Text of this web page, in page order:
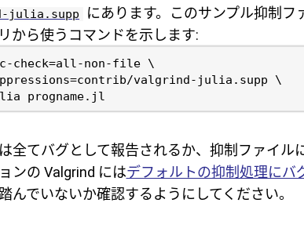
julia.supp
にあります。このサンプル抑制フ
から使うコマンドを示します:
全てバグとして報告されるか、抑制ファイル
ンの Valgrind にはデフォルトの抑制処理にバ
んでいないか確認するようにしてください。